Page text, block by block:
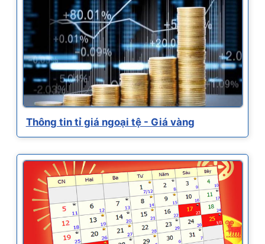
Thông tin tỉ giá ngoại tệ - Giá vàng